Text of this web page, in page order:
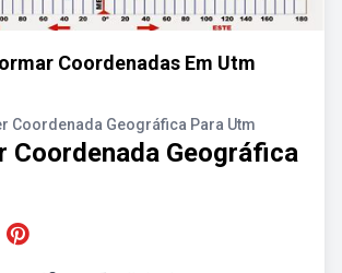
Coordenadas Em Utm
Coordenada Geográfica Para Utm
Coordenada Geográfica